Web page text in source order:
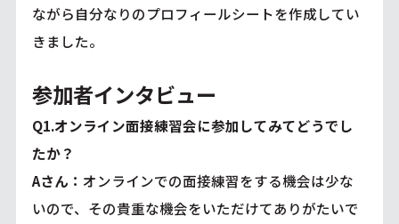
ながら自分なりのプロフィールシートを作成してい
きました。
参加者インタビュー
Q1.オンライン面接練習会に参加してみてどうでし
たか？
Aさん： オンラインでの面接練習をする機会は少な
いので、その貴重な機会をいただけてありがたいで